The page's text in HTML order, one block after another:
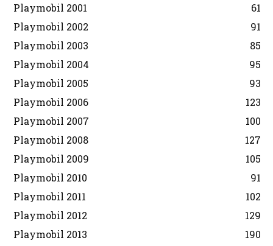
Playmobil 2001
61
Playmobil 2002
91
Playmobil 2003
85
Playmobil 2004
95
Playmobil 2005
93
Playmobil 2006
123
Playmobil 2007
100
Playmobil 2008
127
Playmobil 2009
105
Playmobil 2010
91
Playmobil 2011
102
Playmobil 2012
129
Playmobil 2013
190